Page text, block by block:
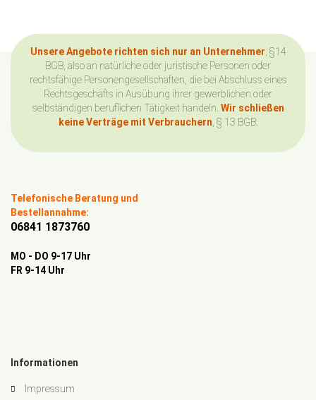
Unsere Angebote richten sich nur an Unternehmer , §14
BGB, also an natürliche oder juristische Personen oder
rechtsfähige Personengesellschaften, die bei Abschluss eines
Rechtsgeschäfts in Ausübung ihrer gewerblichen oder
selbständigen beruflichen Tätigkeit handeln. Wir schließen
keine Verträge mit Verbrauchern , § 13 BGB.
Telefonische Beratung und
Bestellannahme:
06841 1873760
MO - DO 9-17 Uhr
FR 9-14 Uhr
Informationen
Impressum